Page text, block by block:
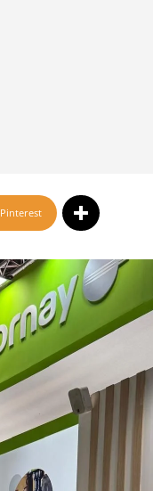
Pinterest